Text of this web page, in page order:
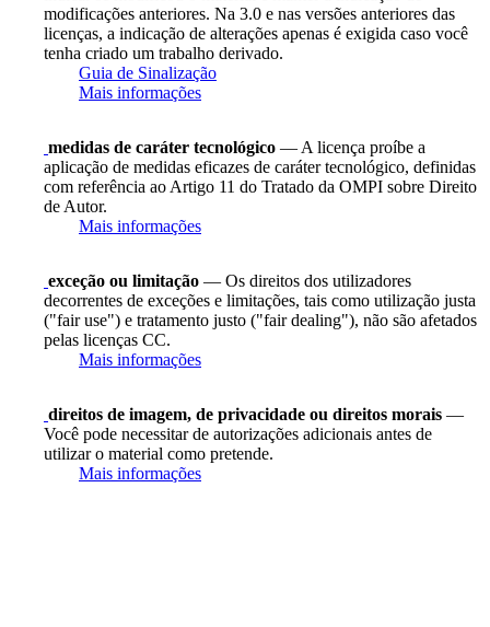
modificações anteriores. Na 3.0 e nas versões anteriores das
licenças, a indicação de alterações apenas é exigida caso você
tenha criado um trabalho derivado.
Guia de Sinalização
Mais informações
medidas de caráter tecnológico — A licença proíbe a
aplicação de medidas eficazes de caráter tecnológico, definidas
com referência ao Artigo 11 do Tratado da OMPI sobre Direito
de Autor.
Mais informações
exceção ou limitação — Os direitos dos utilizadores
decorrentes de exceções e limitações, tais como utilização justa
("fair use") e tratamento justo ("fair dealing"), não são afetados
pelas licenças CC.
Mais informações
direitos de imagem, de privacidade ou direitos morais —
Você pode necessitar de autorizações adicionais antes de
utilizar o material como pretende.
Mais informações